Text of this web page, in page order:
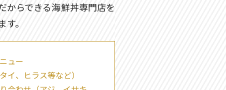
からできる海鮮丼専門店を
。
ュー
イ、ヒラス等など）